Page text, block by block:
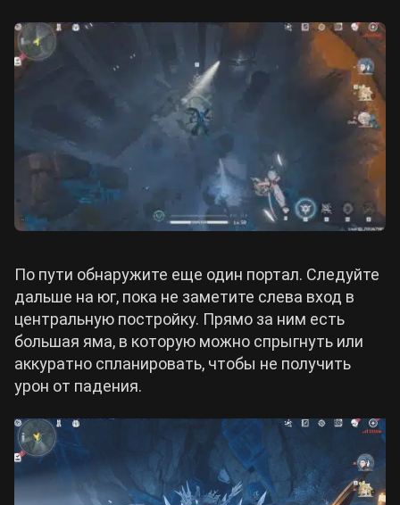
По пути обнаружите еще один портал. Следуйте
дальше на юг, пока не заметите слева вход в
центральную постройку. Прямо за ним есть
большая яма, в которую можно спрыгнуть или
аккуратно спланировать, чтобы не получить
урон от падения.